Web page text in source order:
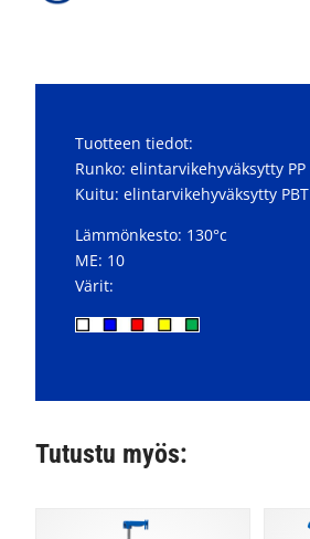
Tuotteen tiedot:
Runko: elintarvikehyväksytty PP
Kuitu: elintarvikehyväksytty PBT
Lämmönkesto: 130°c
ME: 10
Värit:
Tutustu myös: